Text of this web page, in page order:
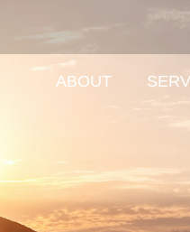
ABOUT